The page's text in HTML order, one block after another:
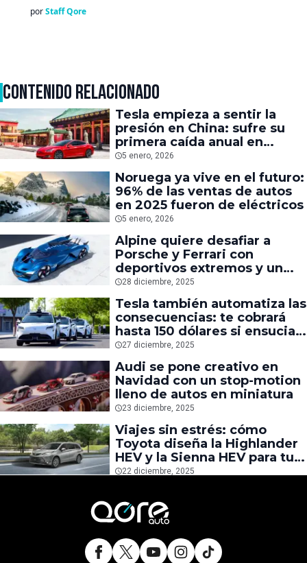
porStaff Qore
CONTENIDO RELACIONADO
Tesla empieza a sentir la
presión en China: sufre su
primera caída anual en
ventas locales
5 enero, 2026
Noruega ya vive en el futuro:
96% de las ventas de autos
en 2025 fueron de eléctricos
5 enero, 2026
Alpine quiere desafiar a
Porsche y Ferrari con
deportivos extremos y un
futuro superauto
28 diciembre, 2025
Tesla también automatiza las
consecuencias: te cobrará
hasta 150 dólares si ensucias
un Robotaxi
27 diciembre, 2025
Audi se pone creativo en
Navidad con un stop-motion
lleno de autos en miniatura
23 diciembre, 2025
Viajes sin estrés: cómo
Toyota diseña la Highlander
HEV y la Sienna HEV para tu
comodidad
22 diciembre, 2025